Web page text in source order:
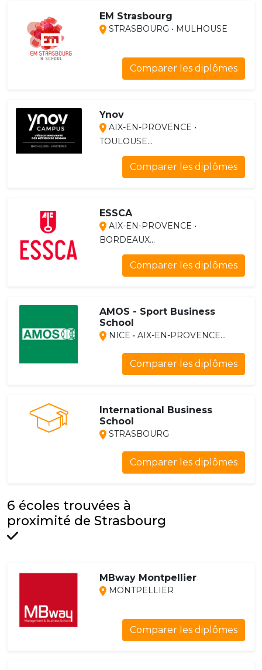
EM Strasbourg
STRASBOURG • MULHOUSE
Comparer les diplômes
Ynov
AIX-EN-PROVENCE •
TOULOUSE...
Comparer les diplômes
ESSCA
AIX-EN-PROVENCE •
BORDEAUX...
Comparer les diplômes
AMOS - Sport Business
School
NICE • AIX-EN-PROVENCE...
Comparer les diplômes
International Business
School
STRASBOURG
Comparer les diplômes
6 écoles trouvées à
proximité de Strasbourg
MBway Montpellier
MONTPELLIER
Comparer les diplômes